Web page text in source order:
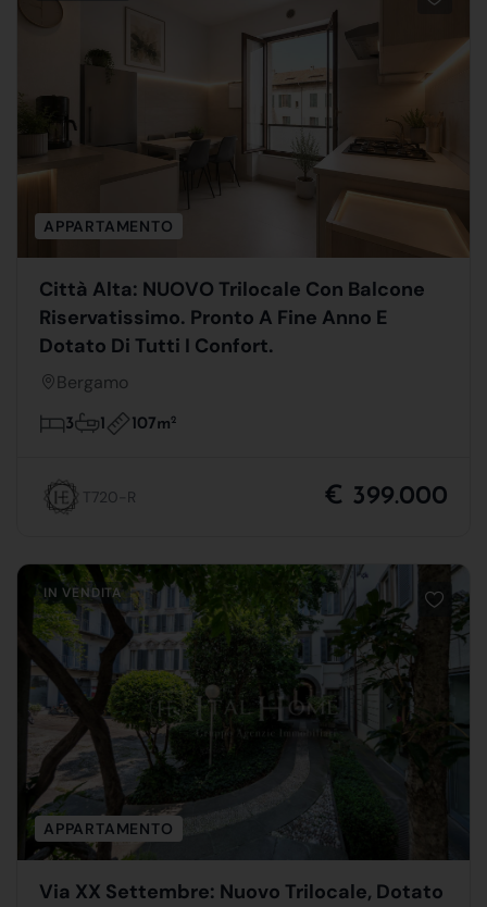
APPARTAMENTO
Città Alta: NUOVO Trilocale Con Balcone
Riservatissimo. Pronto A Fine Anno E
Dotato Di Tutti I Confort.
Bergamo
3 1 107m2
T720-R € 399.000
IN VENDITA
APPARTAMENTO
Via XX Settembre: Nuovo Trilocale, Dotato